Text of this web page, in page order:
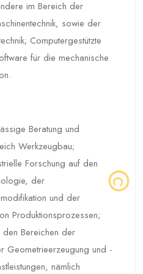
im Bereich der
sowie der
Computergestützte
für die mechanische
Beratung und
Werkzeugbau;
Forschung auf den
der
und der
Produktionsprozessen;
den Bereichen der
Geometrieerzeugung und -
nämlich